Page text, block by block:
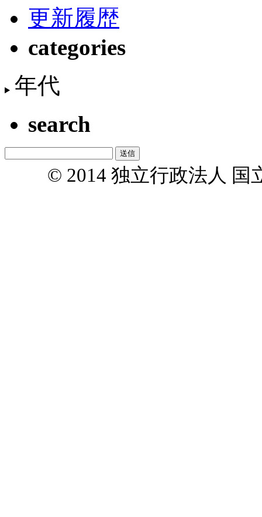
更新履歴
categories
年代
search
© 2014 独立行政法人 国